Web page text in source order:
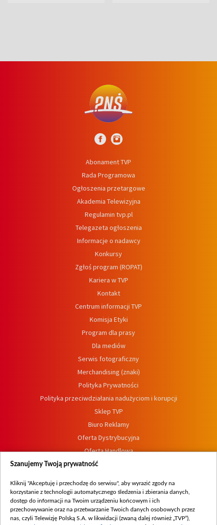
Abonament TVP
Rada Programowa
Ogłoszenia przetargowe
Akademia Telewizyjna
Regulamin tvp.pl
Telegazeta ogłoszenia
Informacje o nadawcy
Konkursy
Zgłoś program (ROPAT)
Kariera w TVP
Kontakt
Centrum informacji TVP
Komisja Etyki
Program dla prasy
Dla mediów
Serwis fotograficzny
Merchandising (znaki)
Polityka Prywatności
Polityka przeciwdziałania nadużyciom i korupcji
Sklep TVP
Biuro Reklamy
Oferta Dystrybucyjna
Oferta Handlowa
Dostępność
Procedura zgłoszeń wewnętrznych
Szanujemy Twoją prywatność
Kliknij "Akceptuję i przechodzę do serwisu", aby wyrazić zgody na
korzystanie z technologii automatycznego śledzenia i zbierania danych,
dostęp do informacji na Twoim urządzeniu końcowym i ich
przechowywanie oraz na przetwarzanie Twoich danych osobowych przez
nas, czyli Telewizję Polską S.A. w likwidacji (zwaną dalej również „TVP”),